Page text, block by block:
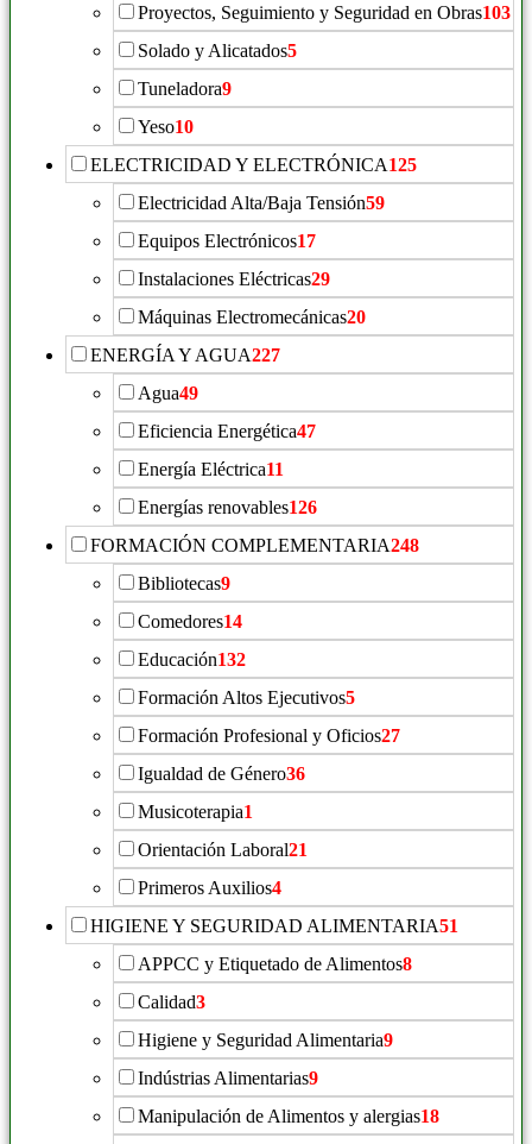
Proyectos, Seguimiento y Seguridad en Obras103
Solado y Alicatados5
Tuneladora9
Yeso10
ELECTRICIDAD Y ELECTRÓNICA125
Electricidad Alta/Baja Tensión59
Equipos Electrónicos17
Instalaciones Eléctricas29
Máquinas Electromecánicas20
ENERGÍA Y AGUA227
Agua49
Eficiencia Energética47
Energía Eléctrica11
Energías renovables126
FORMACIÓN COMPLEMENTARIA248
Bibliotecas9
Comedores14
Educación132
Formación Altos Ejecutivos5
Formación Profesional y Oficios27
Igualdad de Género36
Musicoterapia1
Orientación Laboral21
Primeros Auxilios4
HIGIENE Y SEGURIDAD ALIMENTARIA51
APPCC y Etiquetado de Alimentos8
Calidad3
Higiene y Seguridad Alimentaria9
Indústrias Alimentarias9
Manipulación de Alimentos y alergias18